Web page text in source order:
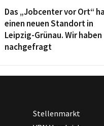
Das „Jobcenter vor Ort“
einen neuen Standort in
Leipzig-Grünau. Wir haben
nachgefragt
Stellenmarkt